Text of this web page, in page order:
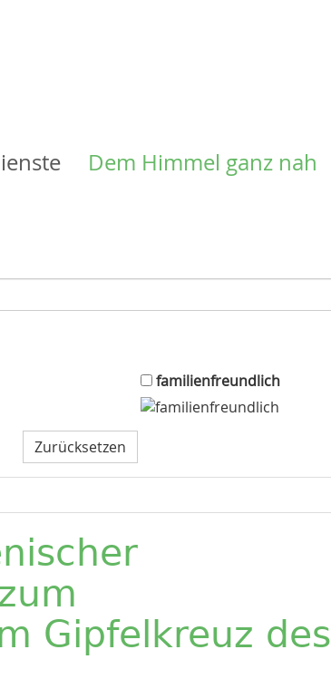
Dem Himmel ganz nah
familienfreundlich
Zurücksetzen
Gipfelkreuz des